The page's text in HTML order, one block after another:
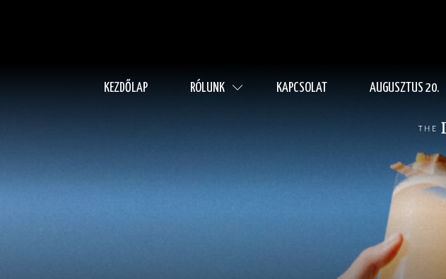
KEZDŐLAP RÓLUNK KAPCSOLAT AUGUSZTUS 20.